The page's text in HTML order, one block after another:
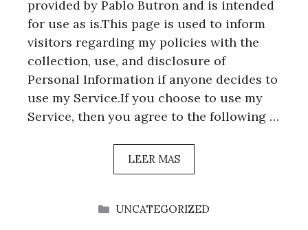
provided by Pablo Butron and is intended
for use as is.This page is used to inform
visitors regarding my policies with the
collection, use, and disclosure of
Personal Information if anyone decides to
use my Service.If you choose to use my
Service, then you agree to the following …
LEER MAS
CATEGORÍAS
UNCATEGORIZED